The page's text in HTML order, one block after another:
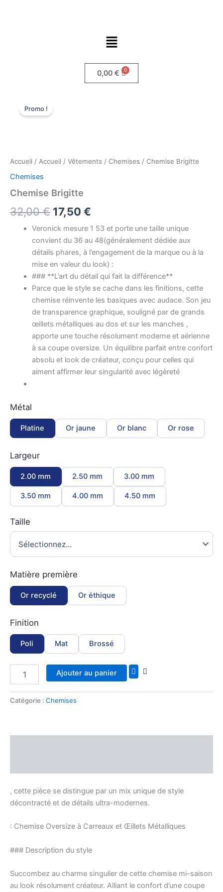
Menu
0,00 €
Promo !
Accueil / Accueil / Vêtements / Chemises / Chemise Brigitte
Chemises
Chemise Brigitte
32,00€
était :
17,50 €
est :
Veronick mesure 1 53 et porte une taille unique
convient du 36 au 48(généralement dédiée aux
détails phares, à l’engagement de la marque ou à la
mise en valeur du look) :
### **L’art du détail qui fait la différence**
Parce que le style se cache dans les finitions, cette
chemise réinvente les basiques avec audace. Son jeu
de transparence graphique, souligné par de grands
œillets métalliques au dos et sur les manches ,
apporte une touche résolument moderne et aérienne
à sa coupe oversize. Un équilibre parfait entre confort
absolu et look de créateur, conçu pour celles qui
aiment affirmer leur singularité avec légèreté
Métal
Platine Or jaune Or blanc Or rose
Largeur
2.00 mm 2.50 mm 3.00 mm
3.50 mm 4.00 mm 4.50 mm
Taille
Matière première
Or recyclé Or éthique
Finition
Poli Mat Brossé
Chemise
Ajouter au panier
Catégorie : Chemises
, cette pièce se distingue par un mix unique de style
décontracté et de détails ultra-modernes.
: Chemise Oversize à Carreaux et Œillets Métalliques
### Description du style
Succombez au charme singulier de cette chemise mi-saison
au look résolument créateur. Alliant le confort d’une coupe